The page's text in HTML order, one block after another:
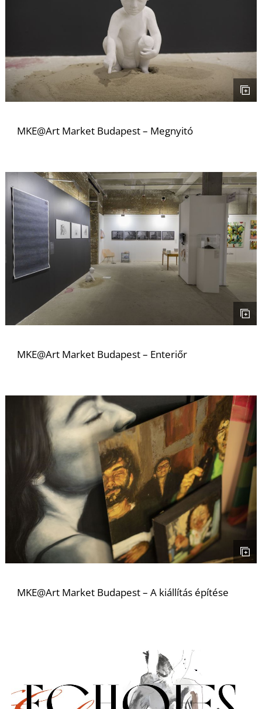
MKE@Art Market Budapest – Megnyitó
MKE@Art Market Budapest – Enteriőr
MKE@Art Market Budapest – A kiállítás építése